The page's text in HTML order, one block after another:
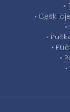
•
• Češki
•
•
•